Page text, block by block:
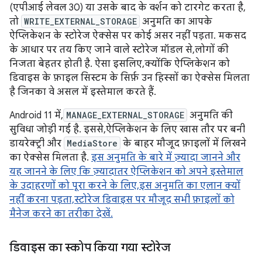
(एपीआई लेवल 30) या उसके बाद के वर्शन को टारगेट करता है,
तो WRITE_EXTERNAL_STORAGE अनुमति का आपके
ऐप्लिकेशन के स्टोरेज ऐक्सेस पर कोई असर नहीं पड़ता. मकसद
के आधार पर तय किए जाने वाले स्टोरेज मॉडल से, लोगों की
निजता बेहतर होती है. ऐसा इसलिए, क्योंकि ऐप्लिकेशन को
डिवाइस के फ़ाइल सिस्टम के सिर्फ़ उन हिस्सों का ऐक्सेस मिलता
है जिनका वे असल में इस्तेमाल करते हैं.
Android 11 में, MANAGE_EXTERNAL_STORAGE अनुमति की
सुविधा जोड़ी गई है. इससे, ऐप्लिकेशन के लिए खास तौर पर बनी
डायरेक्ट्री और MediaStore के बाहर मौजूद फ़ाइलों में लिखने
का ऐक्सेस मिलता है. इस अनुमति के बारे में ज़्यादा जानने और
यह जानने के लिए कि ज़्यादातर ऐप्लिकेशन को अपने इस्तेमाल
के उदाहरणों को पूरा करने के लिए, इस अनुमति का एलान क्यों
नहीं करना पड़ता, स्टोरेज डिवाइस पर मौजूद सभी फ़ाइलों को
मैनेज करने का तरीका देखें.
डिवाइस का स्कोप किया गया स्टोरेज